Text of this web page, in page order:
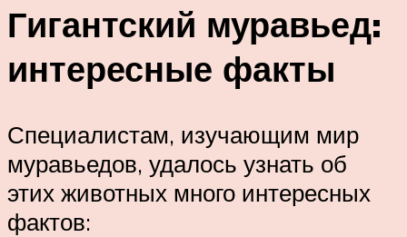
Гигантский муравьед:
интересные факты
Специалистам, изучающим мир
муравьедов, удалось узнать об
этих животных много интересных
фактов: